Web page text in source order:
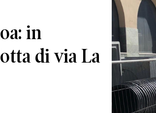
in
di via La